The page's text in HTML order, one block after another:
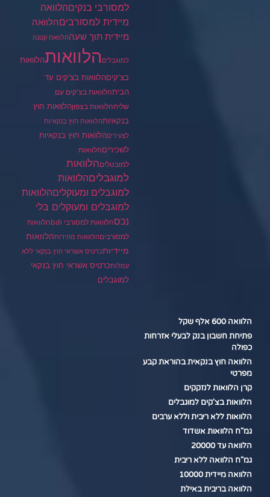
למסורבי בנקיםהלוואה
מיידית למסורביםהלוואה
מיידית תוך שעההלוואה קטנה
למוגבלים הלוואותהלוואות
בצ'קיםהלוואות בצ'קים עד
הביתהלוואות בצ'קים עם
שליחהלוואות בצפוןהלוואות חוץ
בנקאיותהלוואות חוץ בנקאיות
לצעיריםהלוואות חוץ בנקאיות
לשכיריםהלוואות
למובטליםהלוואות
למוגבליםהלוואות
למוגבלים ומעוקליםהלוואות
למוגבלים ומעוקלים בלי
נכסהלוואות למסורבי bdi
הלוואות
למסורביםהלוואות מהירותהלוואות
מיידיותכרטיס אשראי חוץ בנקאי ללא
עמלותכרטיס אשראי חוץ בנקאי
למוגבלים
הלוואה 600 אלף שקל
פתיחת חשבון בנק לבעלי אזרחות
כפולה
הלוואה חוץ בנקאית בהוראת קבע
מפרטי
קרן הלוואות לנזקקים
הלוואות בצ'קים למוגבלים
הלוואות ללא ריבית וללא ערבים
גמ"ח הלוואות אשדוד
הלוואה עד 20000
גמ"ח הלוואה ללא ריבית
הלוואה מיידית 10000
הלוואה בריבית באילת